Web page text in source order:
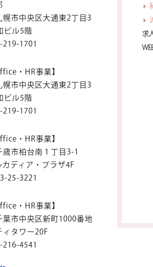
幌市中央区大通東2丁目3
ビル5階
219-1701
・HR事業】
幌市中央区大通東2丁目3
ビル5階
219-1701
・HR事業】
歳市柏台南１丁目3-1
カディア・プラザ4F
25-3221
・HR事業】
葉市中央区新町1000番地
ィタワー20F
216-4541
求